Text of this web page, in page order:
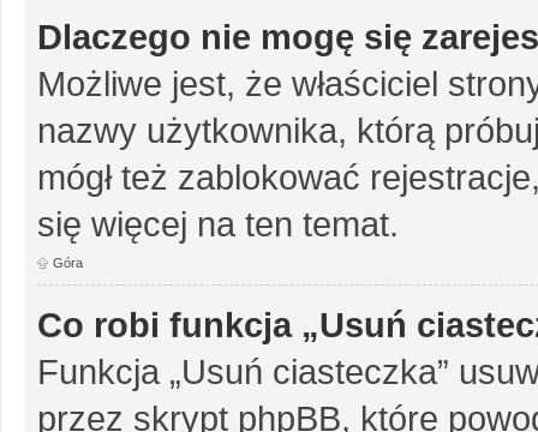
Dlaczego nie mogę się
Możliwe jest, że właściciel
nazwy użytkownika, którą
mógł też zablokować
się więcej na ten temat.
Góra
Co robi funkcja „Usuń
Funkcja „Usuń ciasteczka”
przez skrypt phpBB, które